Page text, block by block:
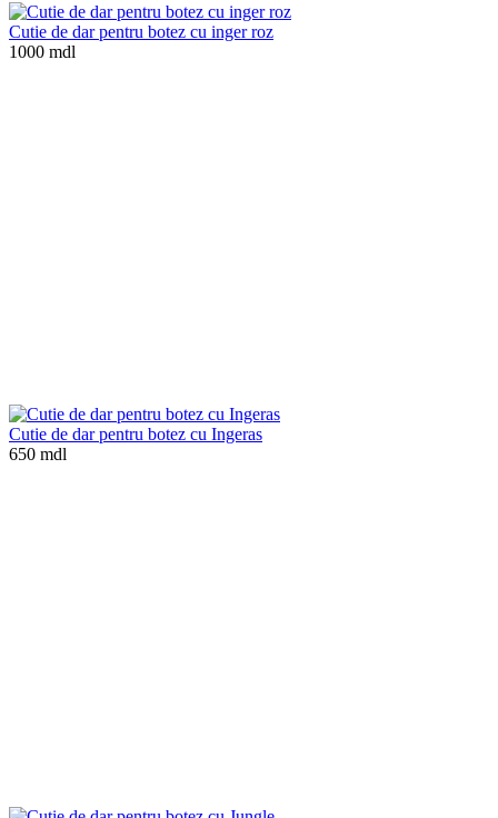
Cutie de dar pentru botez cu inger roz
1000 mdl
Cutie de dar pentru botez cu Ingeras
650 mdl